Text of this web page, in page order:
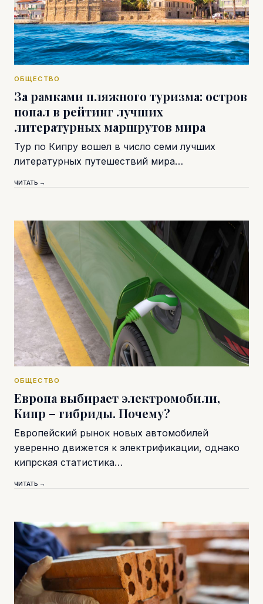
ОБЩЕСТВО
За рамками пляжного туризма: остров
попал в рейтинг лучших
литературных маршрутов мира
Тур по Кипру вошел в число семи лучших
литературных путешествий мира…
ЧИТАТЬ →
ОБЩЕСТВО
Европа выбирает электромобили,
Кипр – гибриды. Почему?
Европейский рынок новых автомобилей
уверенно движется к электрификации, однако
кипрская статистика…
ЧИТАТЬ →